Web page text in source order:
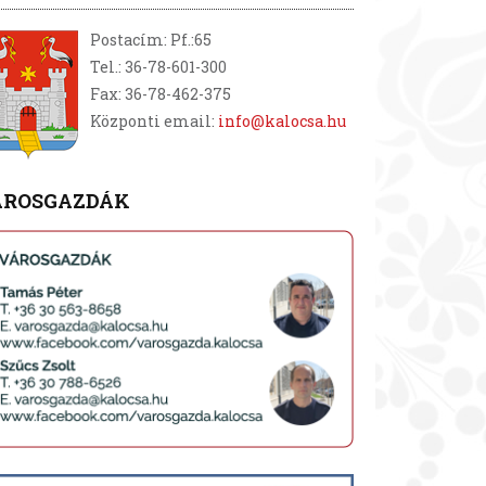
Postacím: Pf.:65
Tel.: 36-78-601-300
Fax: 36-78-462-375
Központi email: info@kalocsa.hu